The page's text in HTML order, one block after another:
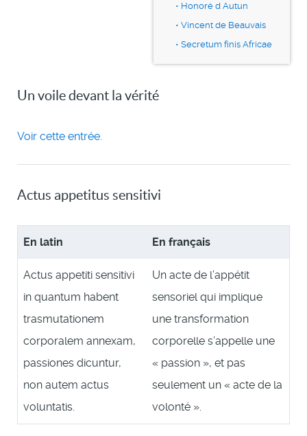
Honoré d Autun
Vincent de Beauvais
Secretum finis Africae
Un voile devant la vérité
Voir cette entrée.
Actus appetitus sensitivi
En latin En français
Actus appetiti sensitivi
in quantum habent
trasmutationem
corporalem annexam,
passiones dicuntur,
non autem actus
voluntatis.
Un acte de l’appétit
sensoriel qui implique
une transformation
corporelle s’appelle une
« passion », et pas
seulement un « acte de la
volonté ».